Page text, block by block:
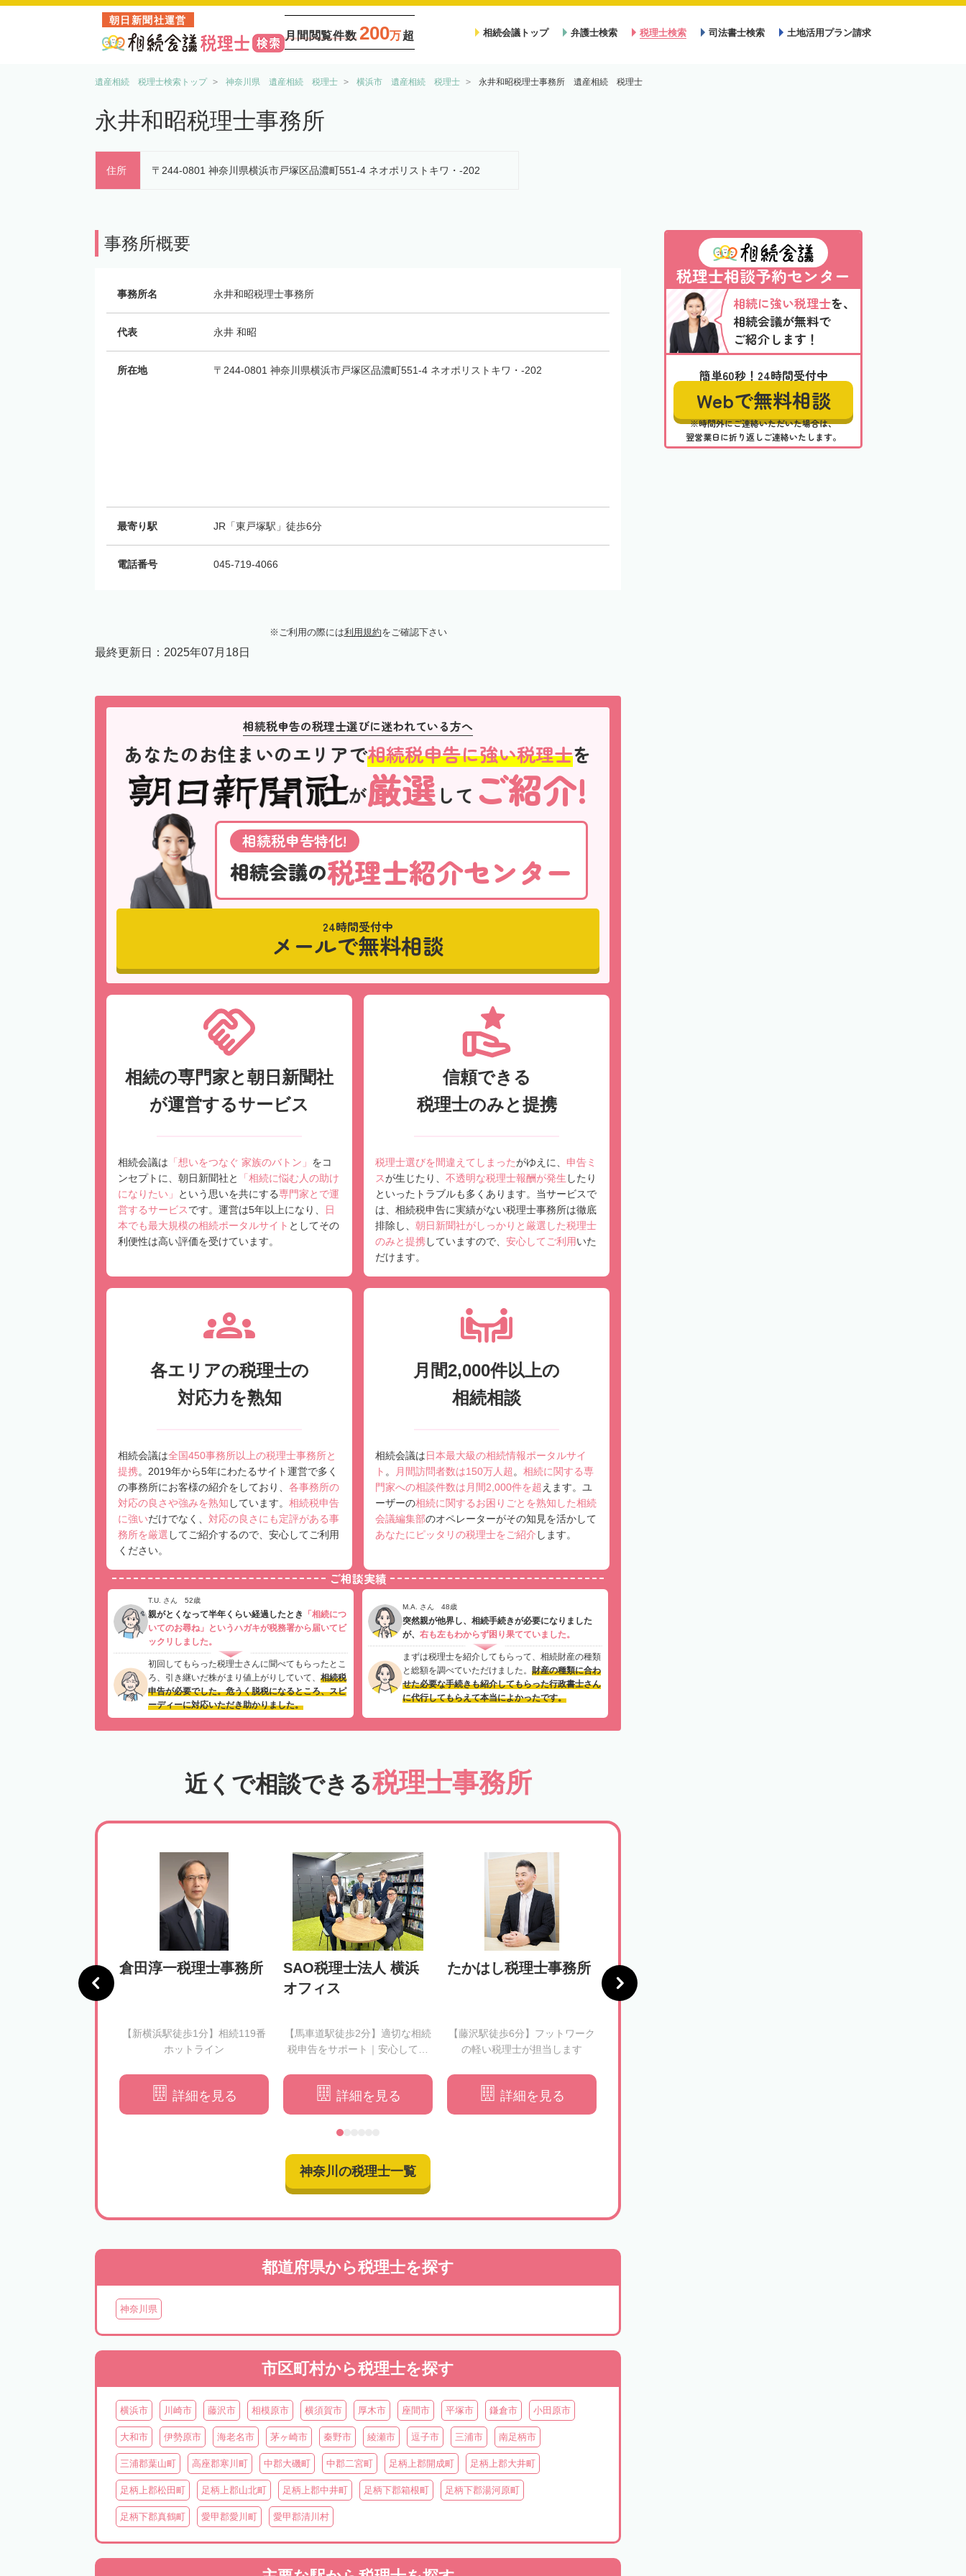
朝日新聞社運営
月間閲覧件数 200万超 相続会議トップ 弁護士検索 税理士検索 司法書士検索 土地活用プラン請求
遺産相続 税理士検索トップ 神奈川県 遺産相続 税理士 横浜市 遺産相続 税理士 永井和昭税理士事務所 遺産相続 税理士
永井和昭税理士事務所
住所 〒244-0801 神奈川県横浜市戸塚区品濃町551-4 ネオポリストキワ・-202
事務所概要
事務所名 永井和昭税理士事務所
代表 永井 和昭
所在地 〒244-0801 神奈川県横浜市戸塚区品濃町551-4 ネオポリストキワ・-202
最寄り駅 JR「東戸塚駅」徒歩6分
電話番号 045-719-4066
ご利用の際には利用規約をご確認下さい
最終更新日： 2025年07月18日
相続税申告の税理士選びに迷われている方へ
あなたのお住まいのエリアで相続税申告に強い税理士を
が厳選 して ご紹介!
相続税申告特化!
相続会議の税理士紹介センター
24時間受付中
メールで無料相談
相続の専門家と朝日新聞社
が運営するサービス
相続会議は 「想いをつなぐ 家族のバトン」 をコ
ンセプトに、朝日新聞社と
「相続に悩む人の助け
になりたい」
という思いを共にする専門家とで運
営するサービスです。運営は5年以上になり、
日
本でも最大規模の相続ポータルサイト としてその
利便性は高い評価を受けています。
信頼できる
税理士のみと提携
税理士選びを間違えてしまったがゆえに、 申告ミ
スが生じたり、 不透明な税理士報酬が発生 したり
といったトラブルも多くあります。当サービスで
は、相続税申告に実績がない税理士事務所は徹底
排除し、 朝日新聞社がしっかりと厳選した税理士
のみと提携していますので、 安心してご利用いた
だけます。
各エリアの税理士の
対応力を熟知
相続会議は全国450事務所以上の税理士事務所と
提携。2019年から5年にわたるサイト運営で多く
の事務所にお客様の紹介をしており、 各事務所の
対応の良さや強みを熟知 しています。 相続税申告
に強いだけでなく、 対応の良さにも定評がある事
務所を厳選 してご紹介するので、安心してご利用
ください。
月間2,000件以上の
相続相談
相続会議は日本最大級の相続情報ポータルサイ
ト 。 月間訪問者数は150万人超 。 相続に関する専
門家への相談件数は月間2,000件を超 えます。ユ
ーザーの相続に関するお困りごとを熟知した相続
会議編集部のオペレーターがその知見を活かして
あなたにピッタリの税理士をご紹介 します。
ご相談実績
T.U. さん 52歳
親がとくなって半年くらい経過したとき
「相続につ
いてのお尋ね」というハガキが税務署から届いてビ
ックリしました。
初回してもらった税理士さんに聞べてもらったとこ
ろ、引き継いだ株がまり値上がりしていて、 相続税
申告が必要でした。危うく脱税になるところ、スピ
ーディーに対応いただき助かりました。
M.A. さん 48歳
突然親が他界し、相続手続きが必要になりました
が、 右も左もわからず困り果てていました。
まずは税理士を紹介してもらって、相続財産の種類
と総額を調べていただけました。 財産の種類に合わ
せた必要な手続きも紹介してもらった行政書士さん
に代行してもらえて本当によかったです。
近くで相談できる税理士事務所
税理士事務所 倉田淳一税理士事務所
【新横浜駅徒歩1分】相続119番
ホットライン
詳細を見る
SAO税理士法人 横浜
オフィス
【馬車道駅徒歩2分】適切な相続
税申告をサポート｜安心してお
詳細を見る
たかはし税理士事務所
【藤沢駅徒歩6分】フットワーク
の軽い税理士が担当します
詳細を見る
税理士法人東京さくら
会計事務所 厚木事務
神奈川の税理士一覧
都道府県から税理士を探す
神奈川県
市区町村から税理士を探す
横浜市 川崎市 藤沢市 相模原市 横須賀市 厚木市 座間市 平塚市 鎌倉市 小田原市
大和市 伊勢原市 海老名市 茅ヶ崎市 秦野市 綾瀬市 逗子市 三浦市 南足柄市
三浦郡葉山町 高座郡寒川町 中郡大磯町 中郡二宮町 足柄上郡開成町 足柄上郡大井町
足柄上郡松田町 足柄上郡山北町 足柄上郡中井町 足柄下郡箱根町 足柄下郡湯河原町
足柄下郡真鶴町 愛甲郡愛川町 愛甲郡清川村
税理士相談予約センター
相続に強い税理士を、
相続会議が無料で
ご紹介します！
簡単60秒！24時間受付中
Webで無料相談
※時間外にご連絡いただいた場合は、
翌営業日に折り返しご連絡いたします。